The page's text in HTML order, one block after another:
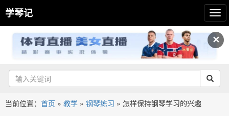
✕
学琴记
当前位置： 首页 » 教学 » 钢琴练习 » 怎样保持钢琴学习的兴趣